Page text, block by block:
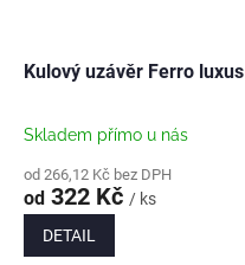
Kulový uzávěr Ferro luxus
Skladem přímo u nás
od 266,12 Kč bez DPH
od 322 Kč / ks
DETAIL